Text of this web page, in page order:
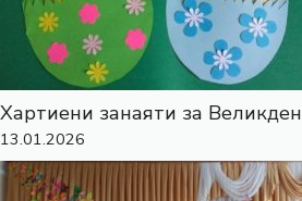
Хартиени занаяти за Великден
13.01.2026